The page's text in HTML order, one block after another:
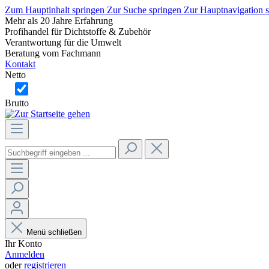
Zum Hauptinhalt springen Zur Suche springen Zur Hauptnavigation
Mehr als 20 Jahre Erfahrung
Profihandel für Dichtstoffe & Zubehör
Verantwortung für die Umwelt
Beratung vom Fachmann
Kontakt
Netto
Brutto
Menü schließen
Ihr Konto
Anmelden
oderregistrieren